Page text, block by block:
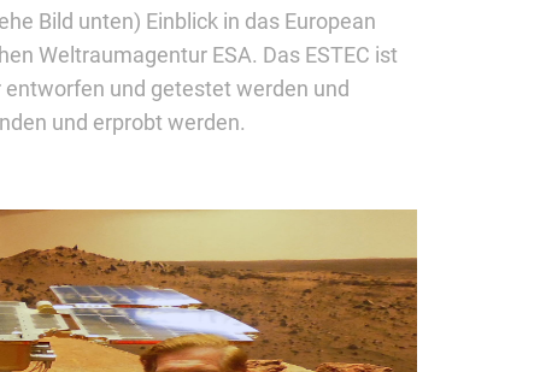
Bild unten) Einblick in das European
Weltraumagentur ESA. Das ESTEC ist
entworfen und getestet werden und
und erprobt werden.